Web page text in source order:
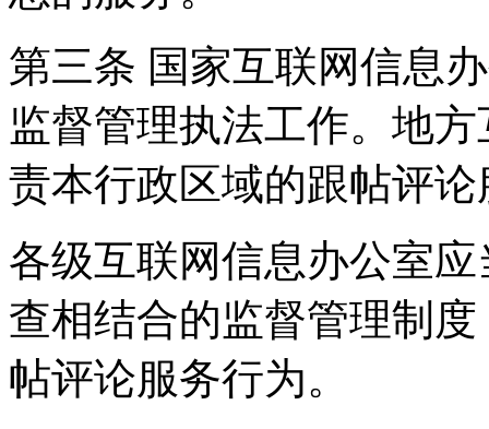
第三条 国家互联网信息
监督管理执法工作。地
责本行政区域的跟帖评
各级互联网信息办公室
查相结合的监督管理制
帖评论服务行为。